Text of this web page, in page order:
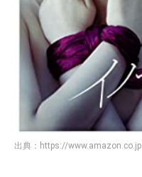
出典： https://www.amazon.co.jp